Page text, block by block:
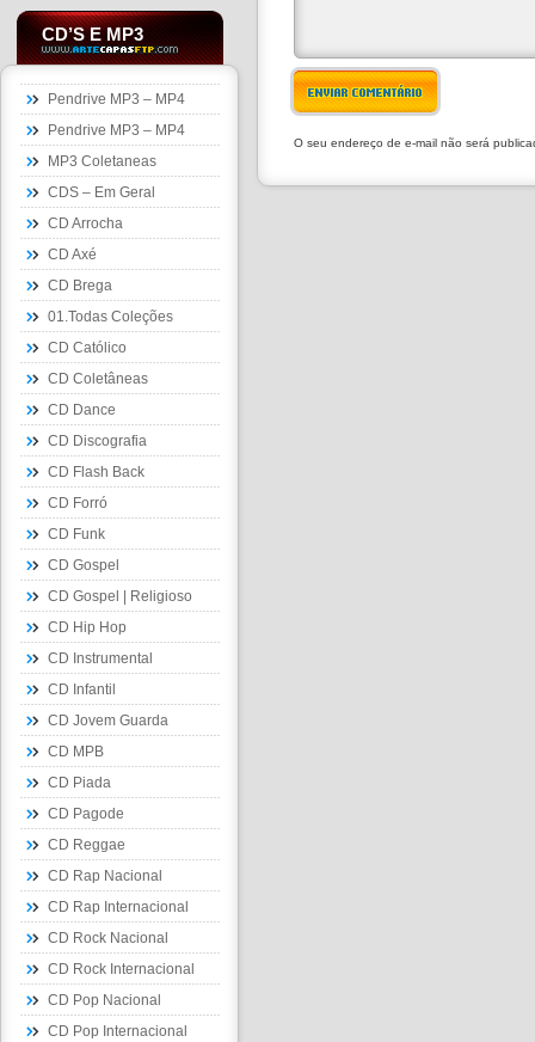
CD’S E MP3
Pendrive MP3 – MP4
Pendrive MP3 – MP4
MP3 Coletaneas
CDS – Em Geral
CD Arrocha
CD Axé
CD Brega
01.Todas Coleções
CD Católico
CD Coletâneas
CD Dance
CD Discografia
CD Flash Back
CD Forró
CD Funk
CD Gospel
CD Gospel | Religioso
CD Hip Hop
CD Instrumental
CD Infantil
CD Jovem Guarda
CD MPB
CD Piada
CD Pagode
CD Reggae
CD Rap Nacional
CD Rap Internacional
CD Rock Nacional
CD Rock Internacional
CD Pop Nacional
CD Pop Internacional
ENVIAR COMENTÁRIO
O seu endereço de e-mail não será